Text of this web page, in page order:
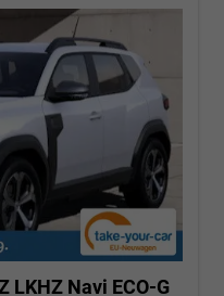
LKHZ Navi ECO-G